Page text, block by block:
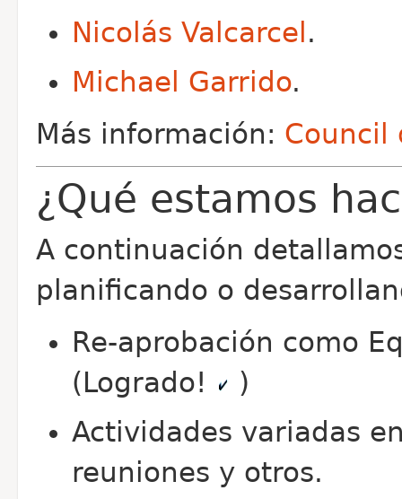
Nicolás Valcarcel .
Michael Garrido.
Más información: Council
¿Qué estamos
A continuación
planificando o
Re-aprobación como
(Logrado!
)
Actividades variadas
reuniones y otros.